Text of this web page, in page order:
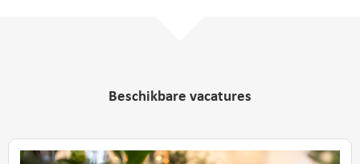
Beschikbare vacatures